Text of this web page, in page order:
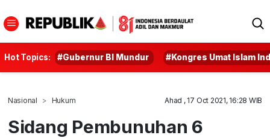
Hot Topics: #Gubernur BI Mundur #Kongres Umat Islam
Nasional Hukum Ahad , 17 Oct 2021, 16:28 WIB
Sidang Pembunuhan 6